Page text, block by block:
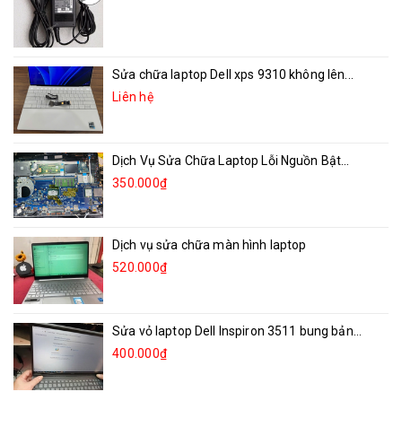
Sửa chữa laptop Dell xps 9310 không lên...
Liên hệ
Dịch Vụ Sửa Chữa Laptop Lỗi Nguồn Bật...
350.000₫
Dịch vụ sửa chữa màn hình laptop
520.000₫
Sửa vỏ laptop Dell Inspiron 3511 bung bản...
400.000₫